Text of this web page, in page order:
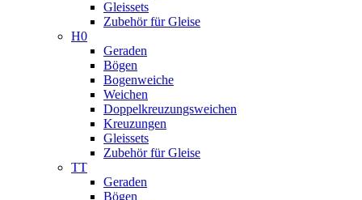
Gleissets
Zubehör für Gleise
H0
Geraden
Bögen
Bogenweiche
Weichen
Doppelkreuzungsweichen
Kreuzungen
Gleissets
Zubehör für Gleise
TT
Geraden
Bögen